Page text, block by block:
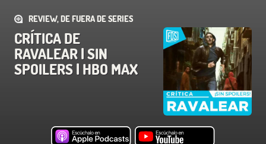
REVIEW, DE FUERA DE SERIES
CRÍTICA DE
RAVALEAR | SIN
SPOILERS | HBO MAX